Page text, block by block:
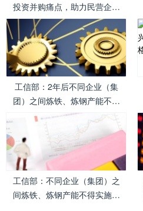
投资并购痛点，助力民营企业
在兼并重组中做强做优做大
工信部：2年后不同企业（集
团）之间炼铁、炼钢产能不得
实施产能置换 仅可通过实质
性兼并重组实现产能整合、转
移
工信部：不同企业（集团）之
间炼铁、炼钢产能不得实施产